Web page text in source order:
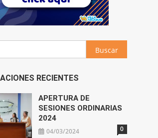
Buscar:
RECIENTES
APERTURA DE
SESIONES ORDINARIAS
2024
04/03/2024 0